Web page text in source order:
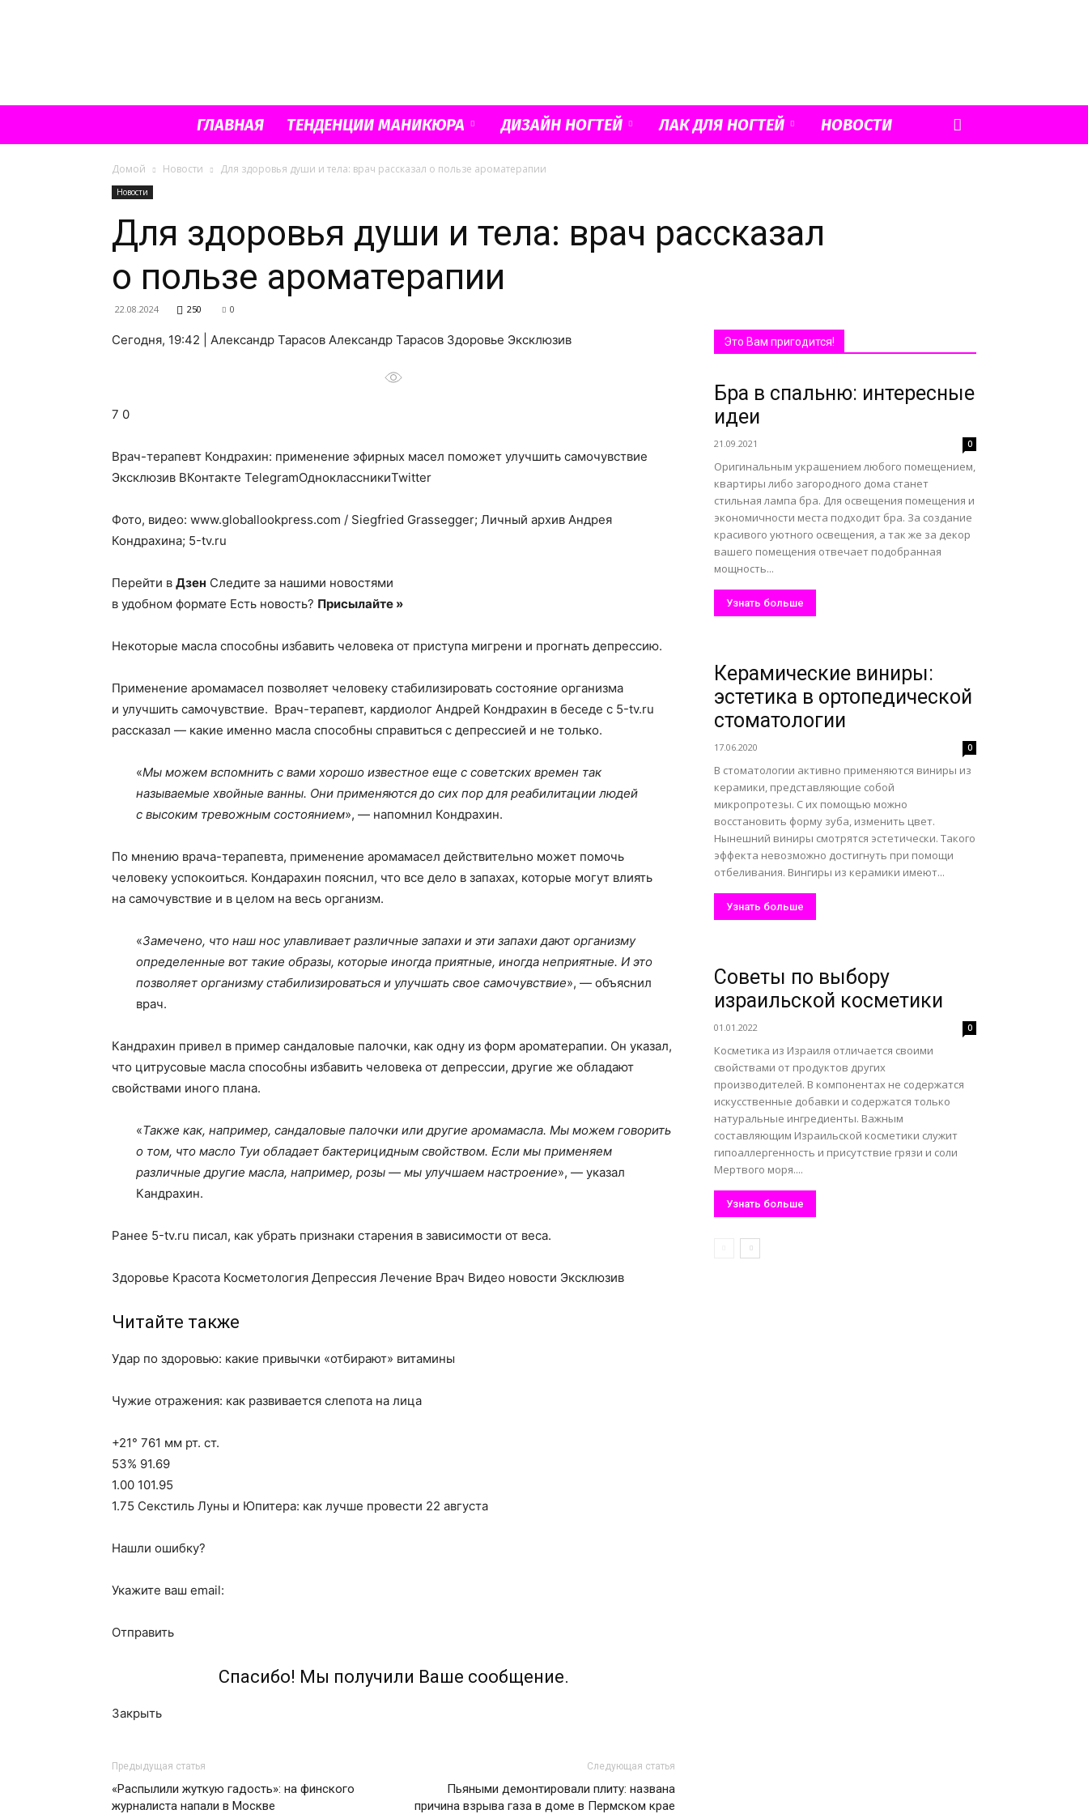
Французский
о
ГЛАВНАЯ ТЕНДЕНЦИИ МАНИКЮРА ДИЗАЙН НОГТЕЙ ЛАК ДЛЯ НОГТЕЙ НОВОСТИ
Домой Новости Для здоровья души и тела: врач рассказал о пользе ароматерапии
Новости
Для здоровья души и тела: врач рассказал
о пользе ароматерапии
22.08.2024 250 0
Сегодня, 19:42 | Александр Тарасов Александр Тарасов Здоровье Эксклюзив
7 0
Врач-терапевт Кондрахин: применение эфирных масел поможет улучшить самочувствие
Эксклюзив ВКонтакте TelegramОдноклассникиTwitter
Фото, видео: www.globallookpress.com / Siegfried Grassegger; Личный архив Андрея
Кондрахина; 5-tv.ru
Перейти в Дзен Следите за нашими новостями
в удобном формате Есть новость? Присылайте »
Некоторые масла способны избавить человека от приступа мигрени и прогнать депрессию.
Применение аромамасел позволяет человеку стабилизировать состояние организма
и улучшить самочувствие. Врач-терапевт, кардиолог Андрей Кондрахин в беседе с 5-tv.ru
рассказал — какие именно масла способны справиться с депрессией и не только.
«Мы можем вспомнить с вами хорошо известное еще с советских времен так
называемые хвойные ванны. Они применяются до сих пор для реабилитации людей
с высоким тревожным состоянием», — напомнил Кондрахин.
По мнению врача-терапевта, применение аромамасел действительно может помочь
человеку успокоиться. Кондарахин пояснил, что все дело в запахах, которые могут влиять
на самочувствие и в целом на весь организм.
«Замечено, что наш нос улавливает различные запахи и эти запахи дают организму
определенные вот такие образы, которые иногда приятные, иногда неприятные. И это
позволяет организму стабилизироваться и улучшать свое самочувствие», — объяснил
врач.
Кандрахин привел в пример сандаловые палочки, как одну из форм ароматерапии. Он указал,
что цитрусовые масла способны избавить человека от депрессии, другие же обладают
свойствами иного плана.
«Также как, например, сандаловые палочки или другие аромамасла. Мы можем говорить
о том, что масло Туи обладает бактерицидным свойством. Если мы применяем
различные другие масла, например, розы — мы улучшаем настроение», — указал
Кандрахин.
Ранее 5-tv.ru писал, как убрать признаки старения в зависимости от веса.
Здоровье Красота Косметология Депрессия Лечение Врач Видео новости Эксклюзив
Читайте также
Удар по здоровью: какие привычки «отбирают» витамины
Чужие отражения: как развивается слепота на лица
+21° 761 мм рт. ст.
53% 91.69
1.00 101.95
1.75 Секстиль Луны и Юпитера: как лучше провести 22 августа
Нашли ошибку?
Укажите ваш email:
Отправить
Спасибо! Мы получили Ваше сообщение.
Закрыть
Предыдущая статья
«Распылили жуткую гадость»: на финского
журналиста напали в Москве
Следующая статья
Пьяными демонтировали плиту: названа
причина взрыва газа в доме в Пермском крае
Это Вам пригодится!
Бра в спальню: интересные
идеи
21.09.2021 0
Оригинальным украшением любого помещением,
квартиры либо загородного дома станет
стильная лампа бра. Для освещения помещения и
экономичности места подходит бра. За создание
красивого уютного освещения, а так же за декор
вашего помещения отвечает подобранная
мощность...
Узнать больше
Керамические виниры:
эстетика в ортопедической
стоматологии
17.06.2020 0
В стоматологии активно применяются виниры из
керамики, представляющие собой
микропротезы. С их помощью можно
восстановить форму зуба, изменить цвет.
Нынешний виниры смотрятся эстетически. Такого
эффекта невозможно достигнуть при помощи
отбеливания. Вингиры из керамики имеют...
Узнать больше
Советы по выбору
израильской косметики
01.01.2022 0
Косметика из Израиля отличается своими
свойствами от продуктов других
производителей. В компонентах не содержатся
искусственные добавки и содержатся только
натуральные ингредиенты. Важным
составляющим Израильской косметики служит
гипоаллергенность и присутствие грязи и соли
Мертвого моря....
Узнать больше